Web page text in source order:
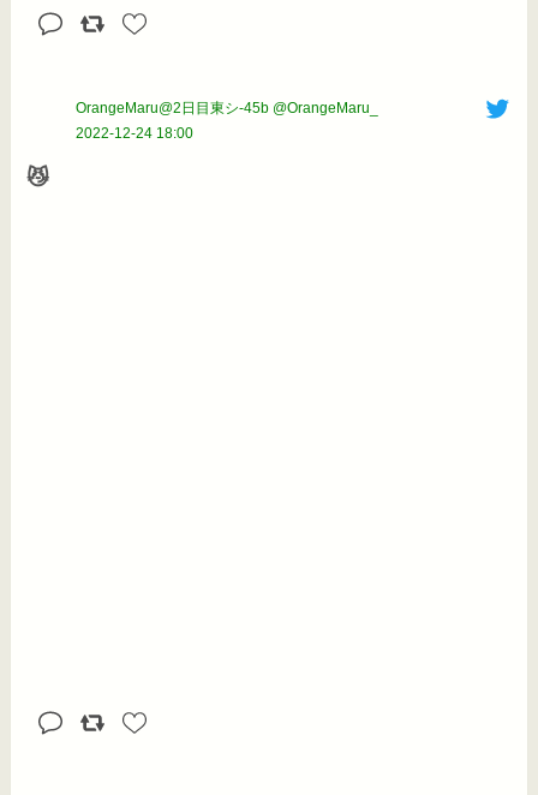
OrangeMaru@2日目東シ-45b @OrangeMaru_
2022-12-24 18:00
😼